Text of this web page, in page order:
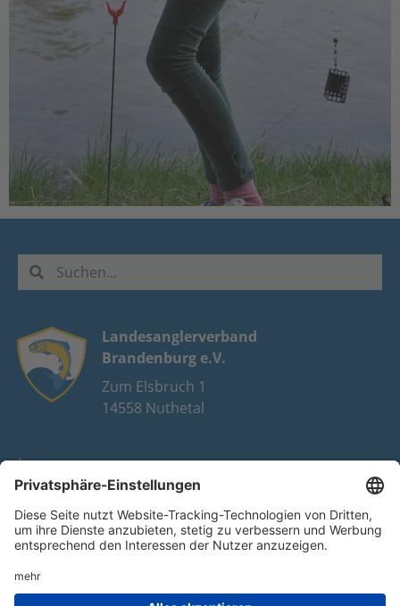
Landesanglerverband
Brandenburg e.V.
Zum Elsbruch 1
14558 Nuthetal
Impressum
Datenschutz
FAQ